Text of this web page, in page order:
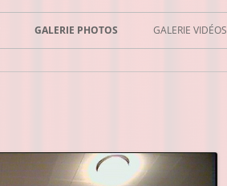
Aller
au
GALERIE PHOTOS GALERIE VIDÉOS